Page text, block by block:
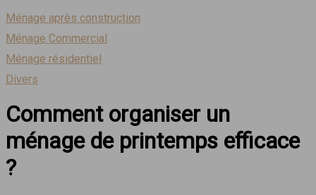
Ménage après construction
Ménage Commercial
Ménage résidentiel
Divers
Comment organiser un
ménage de printemps efficace
?